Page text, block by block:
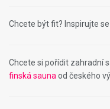
Chcete být fit? Inspirujte se
Chcete si pořídit zahradní
finská sauna od českého